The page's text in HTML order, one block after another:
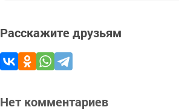
Расскажите друзьям
Нет комментариев